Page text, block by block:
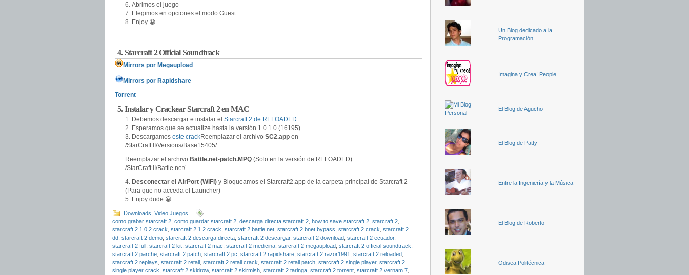
Abrimos el juego
Elegimos en opciones el modo Guest
Enjoy 😀
4. Starcraft 2 Official Soundtrack
Mirrors por Megaupload
Mirrors por Rapidshare
Torrent
5. Instalar y Crackear Starcraft 2 en MAC
Debemos descargar e instalar el Starcraft 2 de RELOADED
Esperamos que se actualize hasta la versión 1.0.1.0 (16195)
Descargamos este crackReemplazar el archivo SC2.app en
/StarCraft II/Versions/Base15405/
Reemplazar el archivo Battle.net-patch.MPQ (Solo en la versión de RELOADED)
/StarCraft II/Battle.net/
Desconectar el AirPort (WIFI) y Bloqueamos el Starcraft2.app de la carpeta principal de Starcraft 2
(Para que no acceda el Launcher)
Enjoy dude 😀
Downloads Video Juegos
como grabar starcraft 2 como guardar starcraft 2 descarga directa starcraft 2 how to save starcraft 2 starcraft 2
starcraft 2 1.0.2 crack,starcraft 2 1.2 crack,starcraft 2 battle net,starcraft 2 bnet bypass,starcraft 2 crack,starcraft 2
dd starcraft 2 demo starcraft 2 descarga directa starcraft 2 descargar, starcraft 2 download starcraft 2 ecuador,
starcraft 2 full starcraft 2 kit starcraft 2 mac starcraft 2 medicina starcraft 2 megaupload starcraft 2 official soundtrack
starcraft 2 parche starcraft 2 patch starcraft 2 pc starcraft 2 rapidshare starcraft 2 razor1991 starcraft 2 reloaded
starcraft 2 replays starcraft 2 retail starcraft 2 retail crack starcraft 2 retail patch starcraft 2 single player, starcraft 2
single player crack starcraft 2 skidrow, starcraft 2 skirmish starcraft 2 taringa starcraft 2 torrent starcraft 2 vernam 7
Un Blog dedicado a la
Programación
Imagina y Crea! People
El Blog de Agucho
El Blog de Patty
Entre la Ingeniería y la Música
El Blog de Roberto
Odisea Politécnica